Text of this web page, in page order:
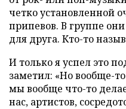
четко установленной
припевов. В группе
для друга. Кто-то
И только я успел это
заметил: «Но вообще-
мы вообще что-то
нас, артистов,